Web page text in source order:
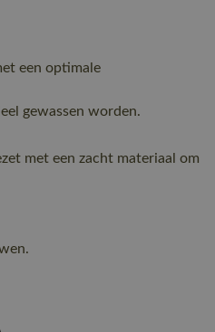
een optimale
gewassen worden.
met een zacht materiaal om